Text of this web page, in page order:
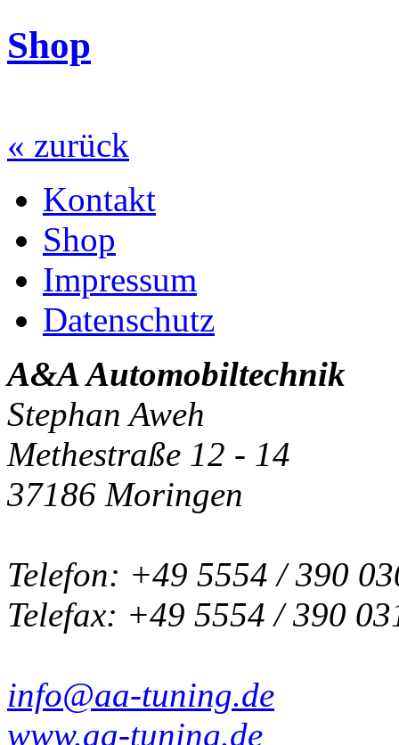
Shop
« zurück
Kontakt
Shop
Impressum
Datenschutz
A&A Automobiltechnik
Stephan Aweh
Methestraße 12 - 14
37186 Moringen
Telefon: +49 5554 / 390
Telefax: +49 5554 / 390
info@aa-tuning.de
www.aa-tuning.de